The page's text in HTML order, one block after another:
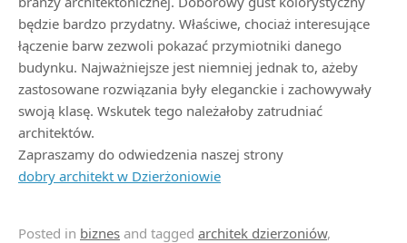
będzie bardzo przydatny. Właściwe, chociaż interesujące
łączenie barw zezwoli pokazać przymiotniki danego
budynku. Najważniejsze jest niemniej jednak to, ażeby
zastosowane rozwiązania były eleganckie i zachowywały
swoją klasę. Wskutek tego należałoby zatrudniać
architektów.
Zapraszamy do odwiedzenia naszej strony
dobry architekt w Dzierżoniowie
Posted in biznes and tagged architek dzierzoniów,